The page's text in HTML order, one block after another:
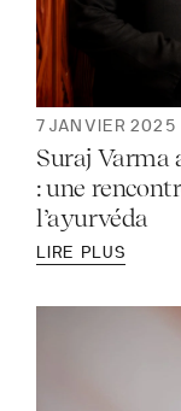
7 JANVIER 2025
Suraj Varma
: une
l’ayurvéda
LIRE PLUS